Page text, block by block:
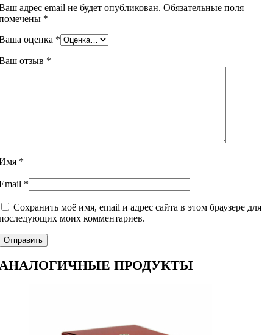
адрес email не будет опубликован. Обязательные поля
*
оценка *
отзыв *
*
*
Сохранить моё имя, email и адрес сайта в этом браузере для
моих комментариев.
ПРОДУКТЫ